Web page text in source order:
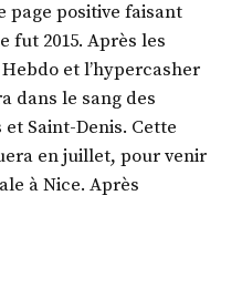
page positive faisant
fut 2015. Après les
et l’hypercasher
dans le sang des
Saint-Denis. Cette
en juillet, pour venir
à Nice. Après